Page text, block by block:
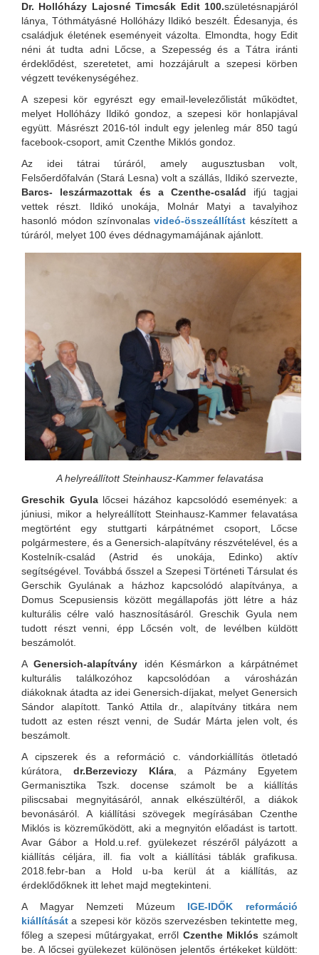
Dr. Hollóházy Lajosné Timcsák Edit 100.születésnapjáról
lánya, Tóthmátyásné Hollóházy Ildikó beszélt. Édesanyja, és
családjuk életének eseményeit vázolta. Elmondta, hogy Edit
néni át tudta adni Lőcse, a Szepesség és a Tátra iránti
érdeklődést, szeretetet, ami hozzájárult a szepesi körben
végzett tevékenységéhez.
A szepesi kör egyrészt egy email-levelezőlistát működtet,
melyet Hollóházy Ildikó gondoz, a szepesi kör honlapjával
együtt. Másrészt 2016-tól indult egy jelenleg már 850 tagú
facebook-csoport, amit Czenthe Miklós gondoz.
Az idei tátrai túráról, amely augusztusban volt,
Felsőerdőfalván (Stará Lesna) volt a szállás, Ildikó szervezte,
Barcs- leszármazottak és a Czenthe-család ifjú tagjai
vettek részt. Ildikó unokája, Molnár Matyi a tavalyihoz
hasonló módon színvonalasvideó-összeállítást készített a
túráról, melyet 100 éves dédnagymamájának ajánlott.
A helyreállított Steinhausz-Kammer felavatása
Greschik Gyula lőcsei házához kapcsolódó események: a
júniusi, mikor a helyreállított Steinhausz-Kammer felavatása
megtörtént egy stuttgarti kárpátnémet csoport, Lőcse
polgármestere, és a Genersich-alapítvány részvételével, és a
Kostelník-család (Astrid és unokája, Edinko) aktív
segítségével. Továbbá ősszel a Szepesi Történeti Társulat és
Gerschik Gyulának a házhoz kapcsolódó alapítványa, a
Domus Scepusiensis között megállapofás jött létre a ház
kulturális célre való hasznosításáról. Greschik Gyula nem
tudott részt venni, épp Lőcsén volt, de levélben küldött
beszámolót.
AGenersich-alapítvány idén Késmárkon a kárpátnémet
kulturális találkozóhoz kapcsolódóan a városházán
diákoknak átadta az idei Genersich-díjakat, melyet Genersich
Sándor alapított. Tankó Attila dr., alapítvány titkára nem
tudott az esten részt venni, de Sudár Márta jelen volt, és
beszámolt.
A cipszerek és a reformáció c. vándorkiállítás ötletadó
kúrátora, dr.Berzeviczy Klára, a Pázmány Egyetem
Germanisztika Tszk. docense számolt be a kiállítás
piliscsabai megnyitásáról, annak elkészültéről, a diákok
bevonásáról. A kiállítási szövegek megírásában Czenthe
Miklós is közreműködött, aki a megnyitón előadást is tartott.
Avar Gábor a Hold.u.ref. gyülekezet részéről pályázott a
kiállítás céljára, ill. fia volt a kiállítási táblák grafikusa.
2018.febr-ban a Hold u-ba kerül át a kiállítás, az
érdeklődőknek itt lehet majd megtekinteni.
A Magyar Nemzeti Múzeum IGE-IDŐK reformáció
kiállítását a szepesi kör közös szervezésben tekintette meg,
főleg a szepesi műtárgyakat, erről Czenthe Miklós számolt
be. A lőcsei gyülekezet különösen jelentős értékeket küldött: